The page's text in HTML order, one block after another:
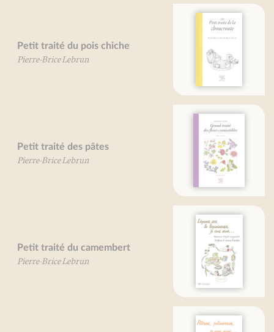
Petit traité de la choucroute
Grand traité des fleurs
Légumes secs et légumineuses, je
vous aime... (nouvelle édition)